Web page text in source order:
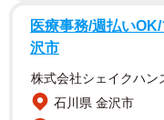
医療事務/週払い
沢市
株式会社シェイクハン
石川県 金沢市